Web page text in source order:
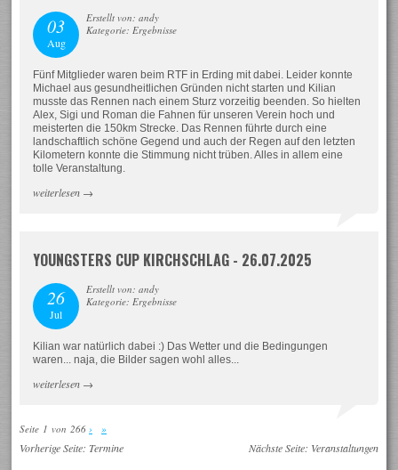
03
Aug
Erstellt von: andy
Kategorie: Ergebnisse
Fünf Mitglieder waren beim RTF in Erding mit dabei. Leider konnte
Michael aus gesundheitlichen Gründen nicht starten und Kilian
musste das Rennen nach einem Sturz vorzeitig beenden. So hielten
Alex, Sigi und Roman die Fahnen für unseren Verein hoch und
meisterten die 150km Strecke. Das Rennen führte durch eine
landschaftlich schöne Gegend und auch der Regen auf den letzten
Kilometern konnte die Stimmung nicht trüben. Alles in allem eine
tolle Veranstaltung.
weiterlesen →
YOUNGSTERS CUP KIRCHSCHLAG - 26.07.2025
26
Jul
Erstellt von: andy
Kategorie: Ergebnisse
Kilian war natürlich dabei :) Das Wetter und die Bedingungen
waren... naja, die Bilder sagen wohl alles...
weiterlesen →
Seite 1 von 266 › »
Vorherige Seite:Termine Nächste Seite: Veranstaltungen